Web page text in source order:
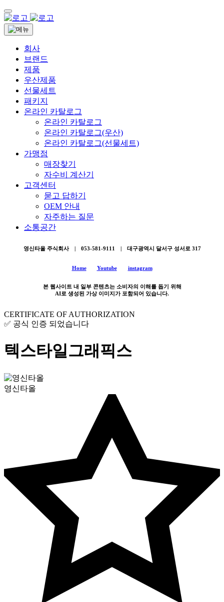
회사
브랜드
제품
우산제품
선물세트
패키지
온라인 카탈로그
온라인 카탈로그
온라인 카탈로그(우산)
온라인 카탈로그(선물세트)
가맹점
매장찾기
자수비 계산기
고객센터
묻고 답하기
OEM 안내
자주하는 질문
소통공간
영신타올 주식회사 | 053-581-9111 | 대구광역시 달서구 성서로 317
Home Youtube instagram
본 웹사이트 내 일부 콘텐츠는 소비자의 이해를 돕기 위해
AI로 생성된 가상 이미지가 포함되어 있습니다.
CERTIFICATE OF AUTHORIZATION
✅ 공식 인증 되었습니다
텍스타일그래픽스
영신타올